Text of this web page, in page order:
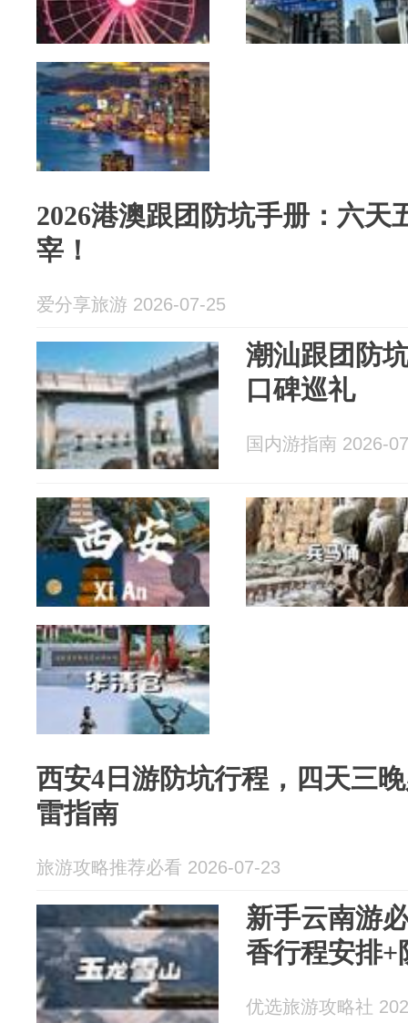
2026港澳跟团防坑手册：六天
宰！
爱分享旅游 2026-07-25
潮汕跟团防
口碑巡礼
国内游指南 2026-
西安4日游防坑行程，四天三
雷指南
旅游攻略推荐必看 2026-07-23
新手云南游
香行程安排+
优选旅游攻略社